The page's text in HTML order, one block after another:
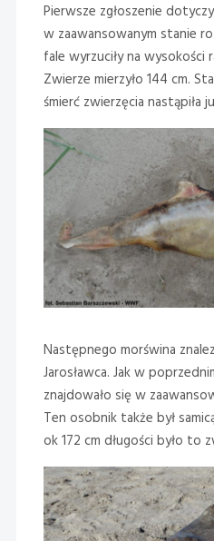
Pierwsze zgłoszenie
w zaawansowanym stanie
fale wyrzuciły na wysokości
Zwierze mierzyło 144 cm.
śmierć zwierzęcia nastąpiła
Następnego morświna
Jarosławca. Jak w
znajdowało się w
Ten osobnik także był
ok 172 cm długości było to